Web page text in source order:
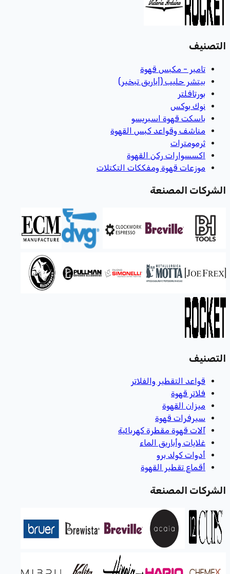
التصنيف
تامبر - مكبس قهوة
بيتشر حليب (أباريق تبخير)
بورتافلتر
نوك بوكس
باسكت قهوة اسبريسو
مناشف وقواعد كبس القهوة
ثرمومترات
اكسسوارات ركن القهوة
موزعات قهوة ومفككات التكتلات
الشركات المصنعة
التصنيف
قواعد التقطير والفلاتر
فلاتر قهوة
ميزان القهوة
سيرفرات قهوة
آلات قهوة مقطرة كهربائية
غلايات وأباريق الماء
أدوات كولد برو
أقماع تقطير القهوة
الشركات المصنعة